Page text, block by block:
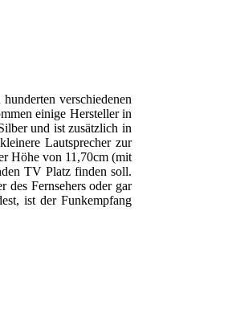
verschiedenen
einige Hersteller in
und ist zusätzlich in
Lautsprecher zur
Höhe von 11,70cm (mit
TV Platz finden soll.
des Fernsehers oder gar
ist der Funkempfang